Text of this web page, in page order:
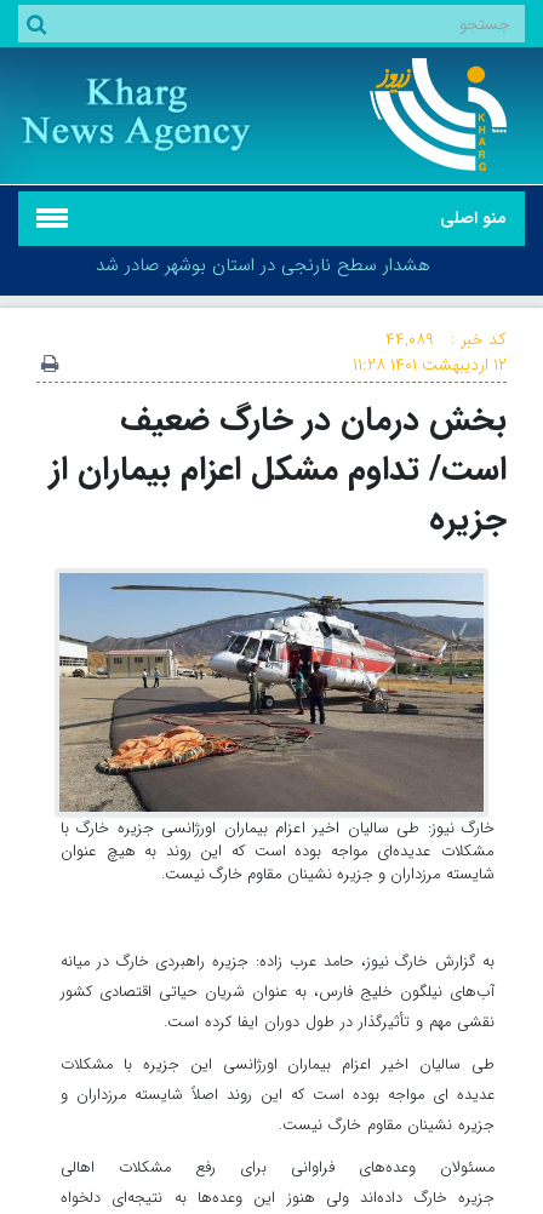
منو اصلی
هشدار سطح نارنجی در استان بوشهر صادر شد
هشدار سطح نارنجی در استان بوشهر صادر شد
کد خبر :
۴۴,۰۸۹
۱۲ اردیبهشت ۱۴۰۱
۱۱:۲۸
بخش درمان در خارگ ضعیف
است/ تداوم مشکل اعزام بیماران از
جزیره
خارگ نیوز: طی سالیان اخیر اعزام بیماران اورژانسی جزیره خارگ با
مشکلات عدیده‌ای مواجه بوده است که این روند به هیچ عنوان
شایسته مرزداران و جزیره نشینان مقاوم خارگ نیست.
به گزارش خارگ نیوز، حامد عرب زاده: جزیره راهبردی خارگ در میانه
آب‌های نیلگون خلیج فارس، به عنوان شریان حیاتی اقتصادی کشور
نقشی مهم و تأثیرگذار در طول دوران ایفا کرده است.
طی سالیان اخیر اعزام بیماران اورژانسی این جزیره با مشکلات
عدیده ای مواجه بوده است که این روند اصلاً شایسته مرزداران و
جزیره نشینان مقاوم خارگ نیست.
مسئولان وعده‌های فراوانی برای رفع مشکلات اهالی
جزیره خارگ داده‌اند ولی هنوز این وعده‌ها به نتیجه‌ای دلخواه